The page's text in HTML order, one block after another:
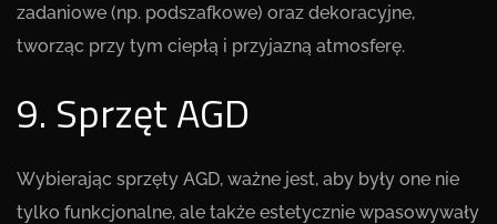
zadaniowe (np. podszafkowe) oraz dekoracyjne,
tworząc przy tym ciepłą i przyjazną atmosferę.
9. Sprzęt AGD
Wybierając sprzęty AGD, ważne jest, aby były one nie
tylko funkcjonalne, ale także estetycznie wpasowywały